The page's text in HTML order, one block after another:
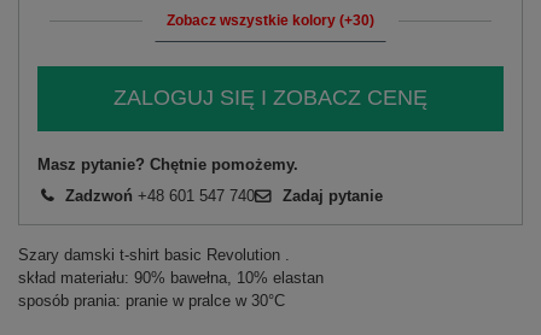
Zobacz wszystkie kolory (+30)
ZALOGUJ SIĘ I ZOBACZ CENĘ
Masz pytanie? Chętnie pomożemy.
Zadzwoń +48 601 547 740 Zadaj pytanie
Szary damski t-shirt basic Revolution .
skład materiału: 90% bawełna, 10% elastan
sposób prania: pranie w pralce w 30°C